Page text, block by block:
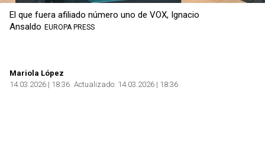
El que fuera afiliado número uno de VOX, Ignacio
Ansaldo EUROPA PRESS
Mariola López
14.03.2026 | 18:36 Actualizado: 14.03.2026 | 18:36